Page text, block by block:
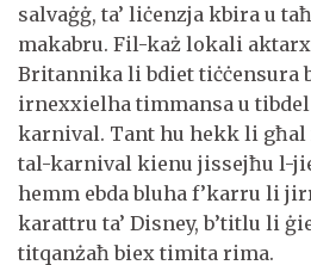
salvaġġ, ta’ liċenzja kbira u
makabru. Fil-każ lokali
Britannika li bdiet tiċċensura
irnexxielha timmansa u
karnival. Tant hu hekk li
tal-karnival kienu jissejħu l-
hemm ebda bluha f’karru li
karattru ta’ Disney, b’titlu li
titqanżaħ biex timita rima.